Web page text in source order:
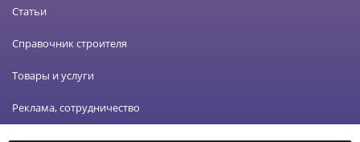
Статьи
Справочник строителя
Товары и услуги
Реклама, сотрудничество